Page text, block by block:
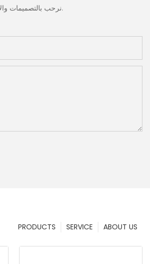
نرحب بالتصميمات والأفكار المخصصة وقادرة على تلبية المتطلبات المحددة. لمزيد من المعلومات، يرجى زيارة الموقع الإلكتروني أو الاتصال بنا مباشرة مع أسئلة أو استفسارات.
ABOUT US
SERVICE
PRODUCTS